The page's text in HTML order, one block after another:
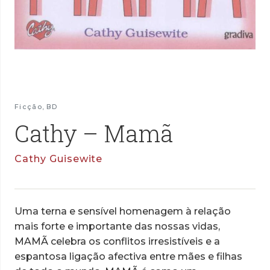
Ficção, BD
Cathy – Mamã
Cathy Guisewite
Uma terna e sensível homenagem à relação
mais forte e importante das nossas vidas,
MAMÃ celebra os conflitos irresistíveis e a
espantosa ligação afectiva entre mães e filhas